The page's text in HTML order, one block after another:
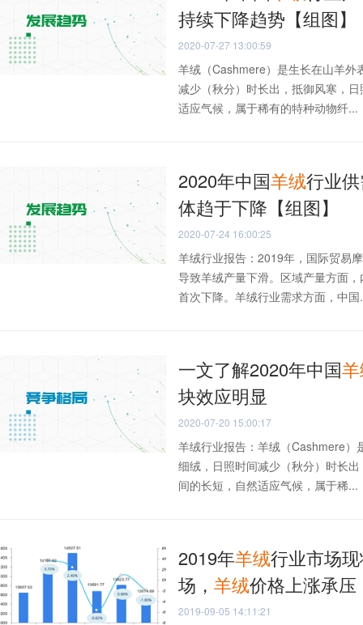
持续下降趋势【组图】
2020-07-27 13:00:59
羊绒（Cashmere）是生长在山羊外
减少（秋分）时长出，抵御风寒，
适应气候，属于稀有的特种动物纤...
2020年中国羊绒行业
体趋于下降【组图】
2020-07-24 16:00:25
羊绒行业报告：2019年，国际贸易
导致羊绒产量下滑。区域产量方面
首次下降。羊绒行业需求方面，中国
一文了解2020年中国
块效应明显
2020-07-20 15:00:17
羊绒行业报告：羊绒（Cashmere）
细绒，日照时间减少（秋分）时长
间的长短，自然适应气候，属于稀...
2019年羊绒行业市场
场， 羊绒价格上涨承压
2019-09-05 14:11:21